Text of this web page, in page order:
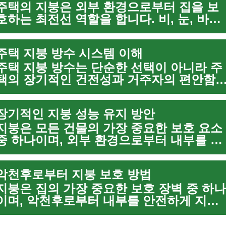
택의 지붕은 외부 환경으로부터 집을 보
하는 최전선 역할을 합니다. 비, 눈, 바람
다양한 기상 조건에 직접 노출되는 지붕
시간이 지남에 따라 손상될 수 있으며,
곧 주택의 구조적 안정성에 심각한 ...
택 지붕 방수 시스템 이해
택 지붕 방수는 단순한 선택이 아니라 주
의 장기적인 건전성과 거주자의 편안함을
해 필수적인 요소입니다. 외부 환경으로
터 주택 내부를 보호하는 최전선 역할을
며, 비, 눈, 바람 등 다양한 기후 조건에 ...
기적인 지붕 성능 유지 방안
붕은 모든 건물의 가장 중요한 보호 요소
하나이며, 외부 환경으로부터 내부를 안
하게 지키는 역할을 합니다. 지붕의 수명
효율성은 적절한 유지보수와 특히 방수
리에 달려 있습니다. 효과적인 지붕 방수
...
천후로부터 지붕 보호 방법
붕은 집의 가장 중요한 보호 장벽 중 하나
며, 악천후로부터 내부를 안전하게 지키
핵심적인 역할을 합니다. 비, 눈, 강풍,